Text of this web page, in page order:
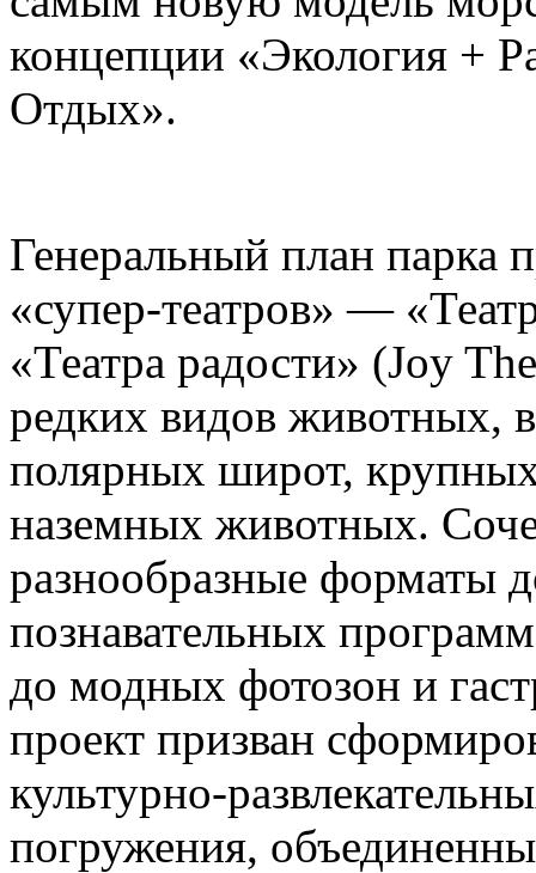
концепции «Экология +
Отдых».
Генеральный план парка
«супер-театров» —
«Театра радости» (Joy
редких видов животных,
полярных широт,
наземных животных.
разнообразные форматы
познавательных
до модных фотозон и
проект призван
культурно-
погружения,